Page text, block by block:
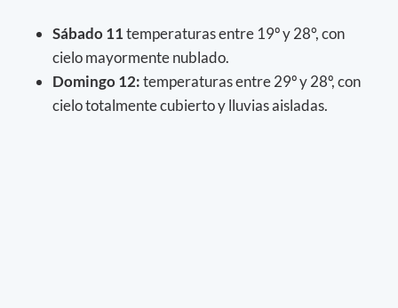
Sábado 11temperaturas entre 19º y 28°, con
cielo mayormente nublado.
Domingo 12:temperaturas entre 29º y 28º, con
cielo totalmente cubierto y lluvias aisladas.